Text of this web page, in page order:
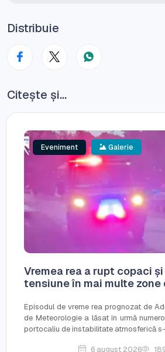
Distribuie
Citește și...
Eveniment Galerie
Vremea rea a rupt copaci
tensiune în mai multe zone
Episodul de vreme rea prognozat de
de Meteorologie a lăsat în urmă
portocaliu de instabilitate atmosferică
6 august 2026